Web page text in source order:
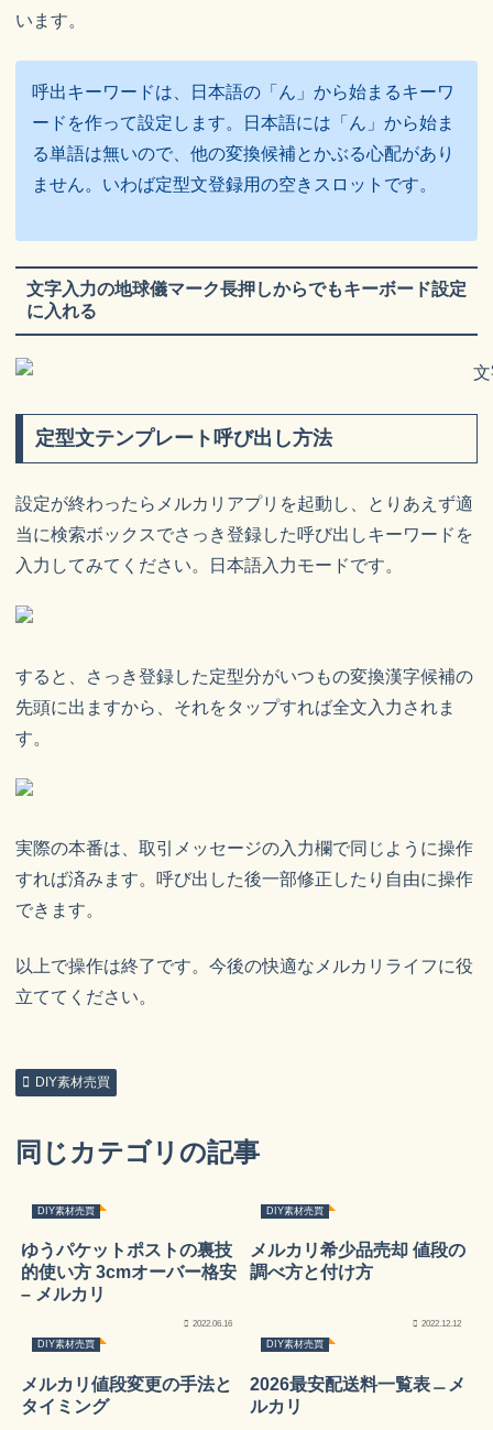
います。
呼出キーワードは、日本語の「ん」から始まるキーワ
ードを作って設定します。日本語には「ん」から始ま
る単語は無いので、他の変換候補とかぶる心配があり
ません。いわば定型文登録用の空きスロットです。
文字入力の地球儀マーク長押しからでもキーボード設定
に入れる
定型文テンプレート呼び出し方法
設定が終わったらメルカリアプリを起動し、とりあえず適
当に検索ボックスでさっき登録した呼び出しキーワードを
入力してみてください。日本語入力モードです。
すると、さっき登録した定型分がいつもの変換漢字候補の
先頭に出ますから、それをタップすれば全文入力されま
す。
実際の本番は、取引メッセージの入力欄で同じように操作
すれば済みます。呼び出した後一部修正したり自由に操作
できます。
以上で操作は終了です。今後の快適なメルカリライフに役
立ててください。
DIY素材売買
同じカテゴリの記事
DIY素材売買
ゆうパケットポストの裏技
的使い方 3cmオーバー格安
– メルカリ
2022.06.16
DIY素材売買
メルカリ希少品売却 値段の
調べ方と付け方
2022.12.12
DIY素材売買
メルカリ値段変更の手法と
タイミング
DIY素材売買
2026最安配送料一覧表﹘メ
ルカリ